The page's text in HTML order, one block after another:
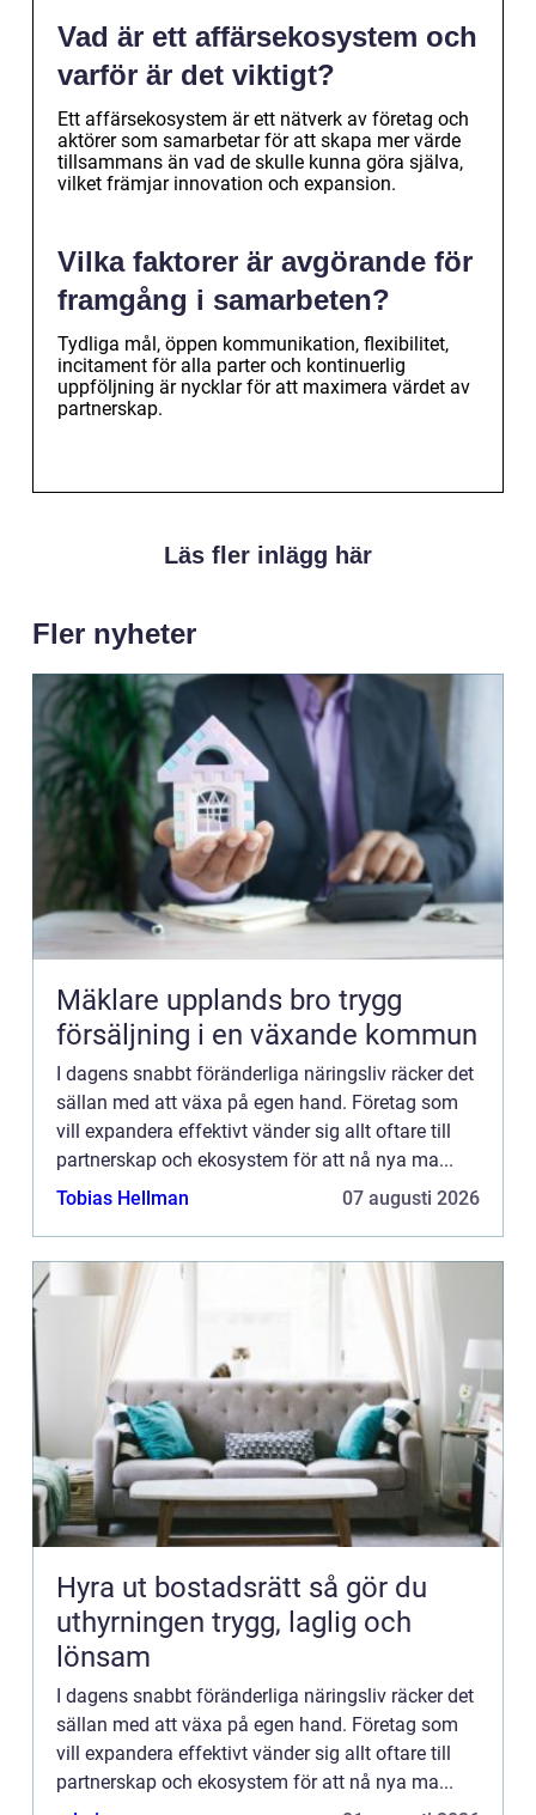
Vad är ett affärsekosystem och
varför är det viktigt?
Ett affärsekosystem är ett nätverk av företag och
aktörer som samarbetar för att skapa mer värde
tillsammans än vad de skulle kunna göra själva,
vilket främjar innovation och expansion.
Vilka faktorer är avgörande för
framgång i samarbeten?
Tydliga mål, öppen kommunikation, flexibilitet,
incitament för alla parter och kontinuerlig
uppföljning är nycklar för att maximera värdet av
partnerskap.
Läs fler inlägg här
Fler nyheter
Mäklare upplands bro trygg
försäljning i en växande kommun
I dagens snabbt föränderliga näringsliv räcker det
sällan med att växa på egen hand. Företag som
vill expandera effektivt vänder sig allt oftare till
partnerskap och ekosystem för att nå nya ma...
Tobias Hellman
07 augusti 2026
Hyra ut bostadsrätt så gör du
uthyrningen trygg, laglig och
lönsam
I dagens snabbt föränderliga näringsliv räcker det
sällan med att växa på egen hand. Företag som
vill expandera effektivt vänder sig allt oftare till
partnerskap och ekosystem för att nå nya ma...